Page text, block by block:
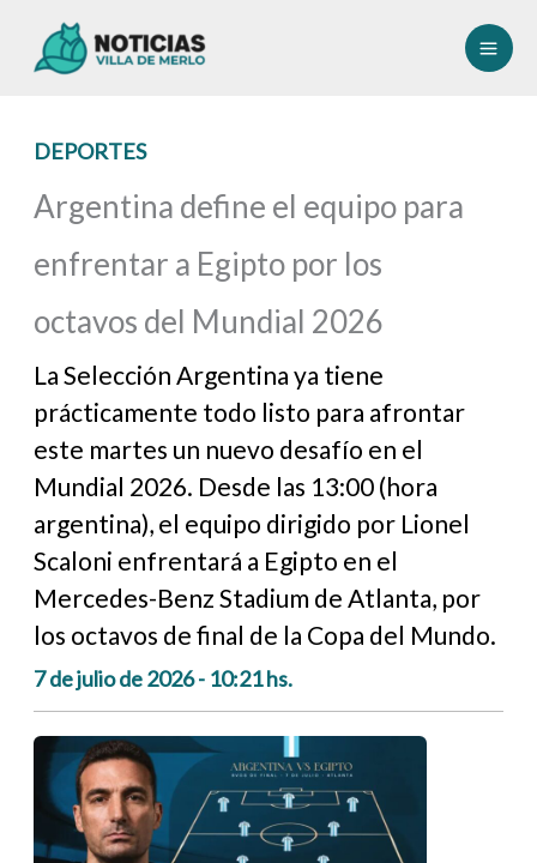
DEPORTES
Argentina define el equipo para
enfrentar a Egipto por los
octavos del Mundial 2026
La Selección Argentina ya tiene
prácticamente todo listo para afrontar
este martes un nuevo desafío en el
Mundial 2026. Desde las 13:00 (hora
argentina), el equipo dirigido por Lionel
Scaloni enfrentará a Egipto en el
Mercedes-Benz Stadium de Atlanta, por
los octavos de final de la Copa del Mundo.
7 de julio de 2026 - 10:21 hs.